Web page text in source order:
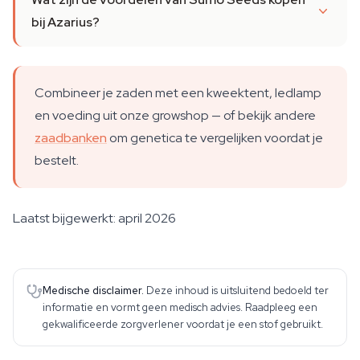
bij Azarius?
Combineer je zaden met een kweektent, ledlamp
en voeding uit onze growshop — of bekijk andere
zaadbanken om genetica te vergelijken voordat je
bestelt.
Laatst bijgewerkt: april 2026
Medische disclaimer. Deze inhoud is uitsluitend bedoeld ter
informatie en vormt geen medisch advies. Raadpleeg een
gekwalificeerde zorgverlener voordat je een stof gebruikt.